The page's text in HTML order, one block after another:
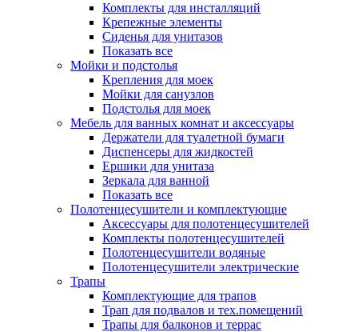
Комплекты для инсталляций
Крепежные элементы
Сиденья для унитазов
Показать все
Мойки и подстолья
Крепления для моек
Мойки для санузлов
Подстолья для моек
Мебель для ванных комнат и аксессуары
Держатели для туалетной бумаги
Диспенсеры для жидкостей
Ершики для унитаза
Зеркала для ванной
Показать все
Полотенцесушители и комплектующие
Аксессуары для полотенцесушителей
Комплекты полотенцесушителей
Полотенцесушители водяные
Полотенцесушители электрические
Трапы
Комплектующие для трапов
Трап для подвалов и тех.помещений
Трапы для балконов и террас